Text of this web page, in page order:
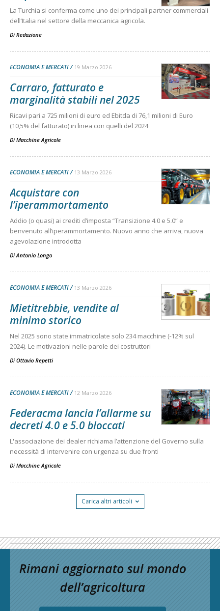
La Turchia si conferma come uno dei principali partner commerciali
dell’Italia nel settore della meccanica agricola.
Di Redazione
ECONOMIA E MERCATI 19 Marzo 2026
Carraro, fatturato e
marginalità stabili nel 2025
Ricavi pari a 725 milioni di euro ed Ebitda di 76,1 milioni di Euro
(10,5% del fatturato) in linea con quelli del 2024
Di Macchine Agricole
ECONOMIA E MERCATI 13 Marzo 2026
Acquistare con
l’iperammortamento
Addio (o quasi) ai crediti d’imposta “Transizione 4.0 e 5.0” e
benvenuto all’iperammortamento. Nuovo anno che arriva, nuova
agevolazione introdotta
DiAntonio Longo
ECONOMIA E MERCATI 13 Marzo 2026
Mietitrebbie, vendite al
minimo storico
Nel 2025 sono state immatricolate solo 234 macchine (-12% sul
2024). Le motivazioni nelle parole dei costruttori
Di Ottavio Repetti
ECONOMIA E MERCATI 12 Marzo 2026
Federacma lancia l’allarme su
decreti 4.0 e 5.0 bloccati
L'associazione dei dealer richiama l’attenzione del Governo sulla
necessità di intervenire con urgenza su due fronti
Di Macchine Agricole
Carica altri articoli
Rimani aggiornato sul mondo
dell’agricoltura